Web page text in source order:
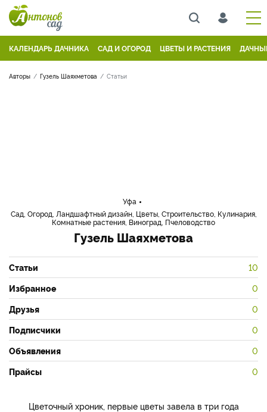
КАЛЕНДАРЬ ДАЧНИКА САД И ОГОРОД ЦВЕТЫ И РАСТЕНИЯ
Авторы Гузель Шаяхметова Статьи
Уфа
Сад, Огород, Ландшафтный дизайн, Цветы, Строительство, Кулинария,
Комнатные растения, Виноград, Пчеловодство
Гузель Шаяхметова
Статьи 10
Избранное 0
Друзья 0
Подписчики 0
Объявления 0
Прайсы 0
Цветочный хроник, первые цветы завела в три года